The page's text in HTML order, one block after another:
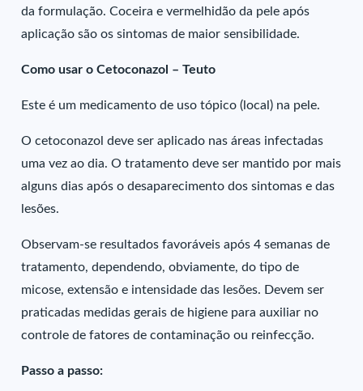
da formulação. Coceira e vermelhidão da pele após
aplicação são os sintomas de maior sensibilidade.
Como usar o Cetoconazol – Teuto
Este é um medicamento de uso tópico (local) na pele.
O cetoconazol deve ser aplicado nas áreas infectadas
uma vez ao dia. O tratamento deve ser mantido por mais
alguns dias após o desaparecimento dos sintomas e das
lesões.
Observam-se resultados favoráveis após 4 semanas de
tratamento, dependendo, obviamente, do tipo de
micose, extensão e intensidade das lesões. Devem ser
praticadas medidas gerais de higiene para auxiliar no
controle de fatores de contaminação ou reinfecção.
Passo a passo: